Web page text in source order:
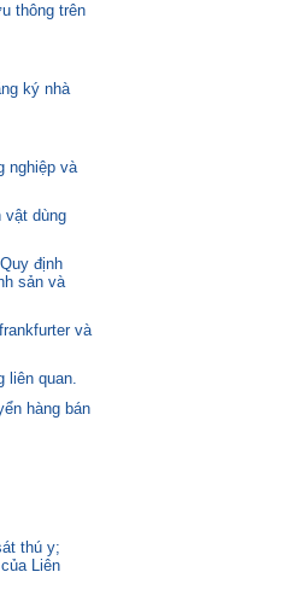
thông trên
ký nhà
nghiệp và
vật dùng
định
sản và
và
liên quan.
hàng bán
thú y;
Liên